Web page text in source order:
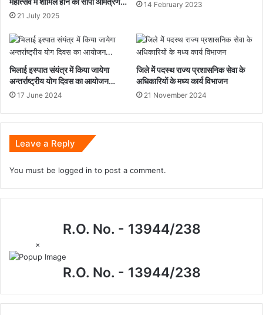
21 July 2025
14 February 2023
भिलाई इस्पात संयंत्र में किया जायेगा
अन्तर्राष्ट्रीय योग दिवस का आयोजन…
17 June 2024
जिले मेें पदस्थ राज्य प्रशासनिक सेवा के
अधिकारियों के मध्य कार्य विभाजन
21 November 2024
Leave a Reply
You must be logged in to post a comment.
R.O. No. - 13944/238
×
R.O. No. - 13944/238